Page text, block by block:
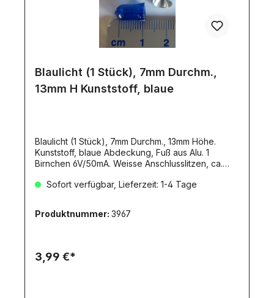
Blaulicht (1 Stück), 7mm Durchm.,
13mm H Kunststoff, blaue
Blaulicht (1 Stück), 7mm Durchm., 13mm Höhe.
Kunststoff, blaue Abdeckung, Fuß aus Alu. 1
Birnchen 6V/50mA. Weisse Anschlusslitzen, ca.
Sofort verfügbar, Lieferzeit: 1-4 Tage
Produktnummer: 3967
3,99 €*